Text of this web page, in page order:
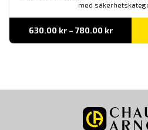
med
630.00 kr – 780.00 kr
till